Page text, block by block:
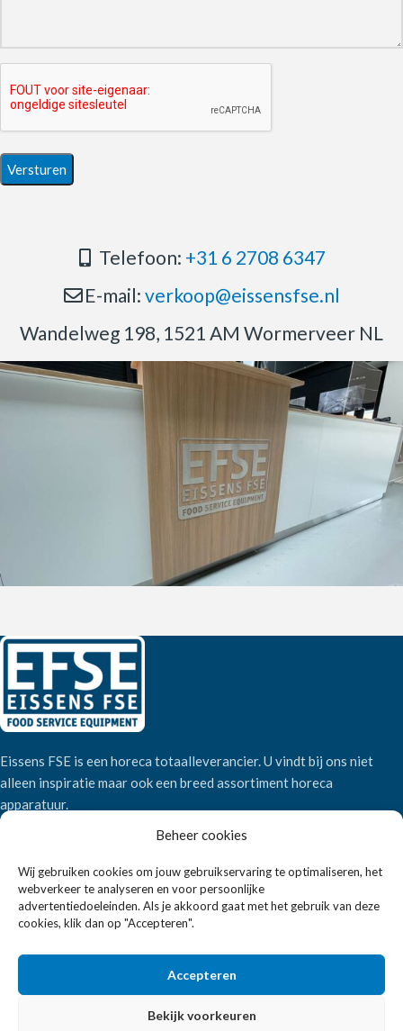
Beheer cookies
Wij gebruiken cookies om jouw gebruikservaring te optimaliseren, het
webverkeer te analyseren en voor persoonlijke
advertentiedoeleinden. Als je akkoord gaat met het gebruik van deze
cookies, klik dan op "Accepteren".
Accepteren
Bekijk voorkeuren
Telefoon: +31 6 2708 6347
E-mail: verkoop@eissensfse.nl
Wandelweg 198, 1521 AM Wormerveer NL
Eissens FSE is een horeca totaalleverancier. U vindt bij ons niet
alleen inspiratie maar ook een breed assortiment horeca
apparatuur.
Telefoon:+31 6 2708 6347
E-mail:verkoop@eissensfse.nl